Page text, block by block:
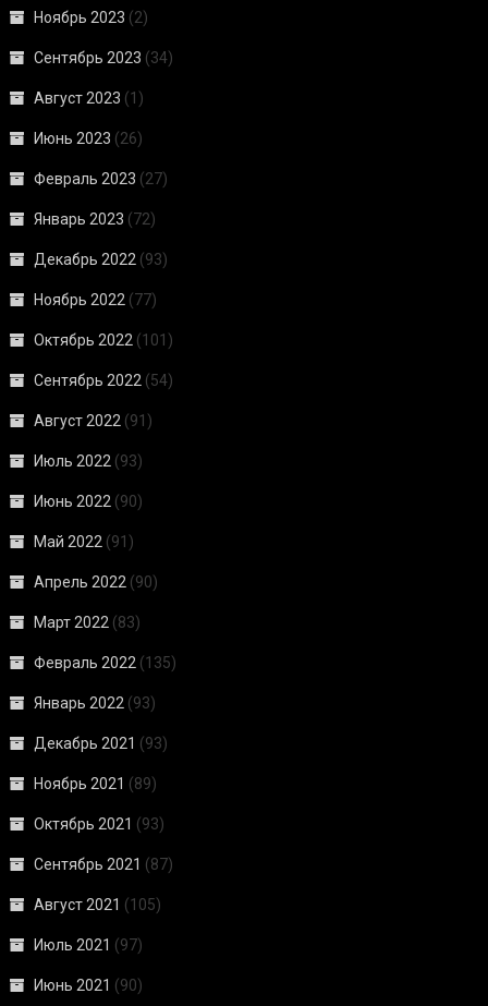
Ноябрь 2023 (2)
Сентябрь 2023 (34)
Август 2023 (1)
Июнь 2023 (26)
Февраль 2023 (27)
Январь 2023 (72)
Декабрь 2022 (93)
Ноябрь 2022 (77)
Октябрь 2022 (101)
Сентябрь 2022 (54)
Август 2022 (91)
Июль 2022 (93)
Июнь 2022 (90)
Май 2022 (91)
Апрель 2022 (90)
Март 2022 (83)
Февраль 2022 (135)
Январь 2022 (93)
Декабрь 2021 (93)
Ноябрь 2021 (89)
Октябрь 2021 (93)
Сентябрь 2021 (87)
Август 2021 (105)
Июль 2021 (97)
Июнь 2021 (90)